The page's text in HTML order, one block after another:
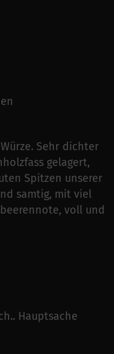
Sehr dichter
gelagert,
Spitzen unserer
samtig, mit viel
voll und
Hauptsache